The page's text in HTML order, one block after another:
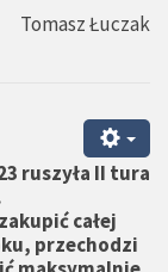
Tomasz Łuczak
ruszyła II tura
całej
przechodzi